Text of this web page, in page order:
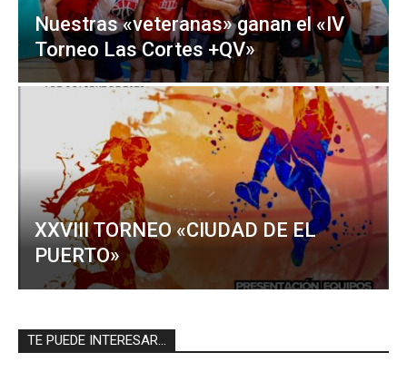
Nuestras «veteranas» ganan el «IV
Torneo Las Cortes +QV»
XXVIII TORNEO «CIUDAD DE EL
PUERTO»
TE PUEDE INTERESAR...